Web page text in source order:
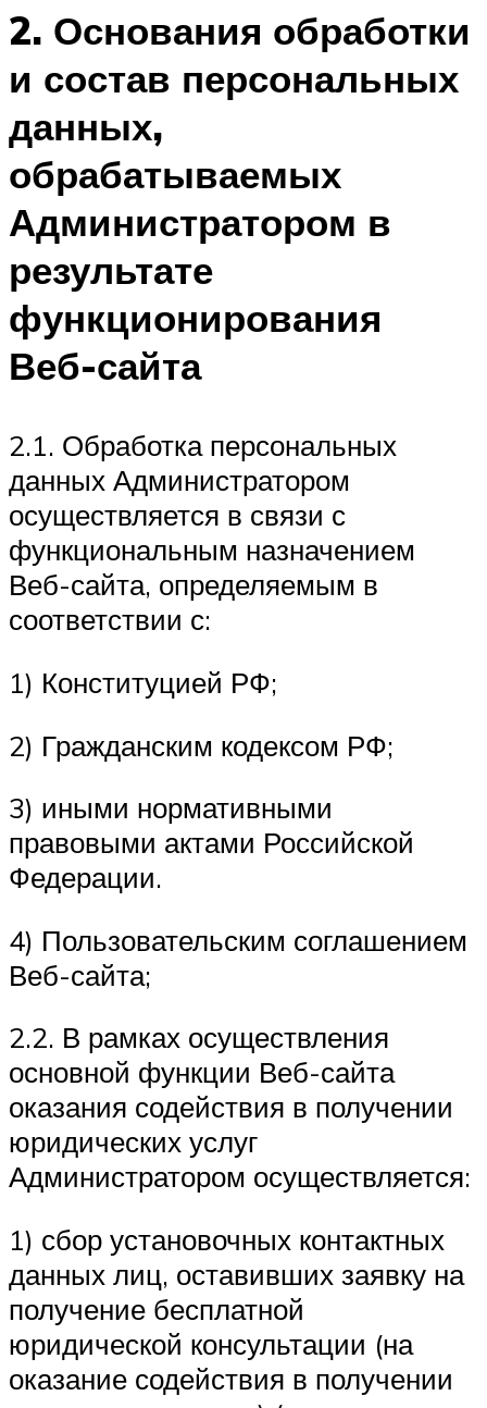
2. Основания обработки
и состав персональных
данных,
обрабатываемых
Администратором в
результате
функционирования
Веб-сайта
2.1. Обработка персональных
данных Администратором
осуществляется в связи с
функциональным назначением
Веб-сайта, определяемым в
соответствии с:
1) Конституцией РФ;
2) Гражданским кодексом РФ;
3) иными нормативными
правовыми актами Российской
Федерации.
4) Пользовательским соглашением
Веб-сайта;
2.2. В рамках осуществления
основной функции Веб-сайта
оказания содействия в получении
юридических услуг
Администратором осуществляется:
1) сбор установочных контактных
данных лиц, оставивших заявку на
получение бесплатной
юридической консультации (на
оказание содействия в получении